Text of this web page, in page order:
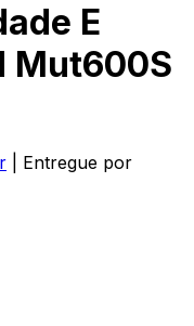
E
Mut600S
| Entregue por